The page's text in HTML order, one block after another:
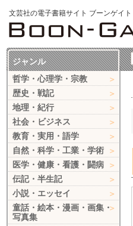
文芸社の電子書籍サイト ブーンゲイト
ジャンル
哲学・心理学・宗教
歴史・戦記
地理・紀行
社会・ビジネス
教育・実用・語学
自然・科学・工業・学術
医学・健康・看護・闘病
伝記・半生記
小説・エッセイ
童話・絵本・漫画・画集・
写真集